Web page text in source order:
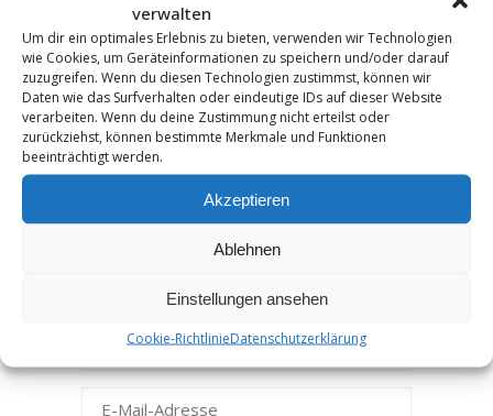
verwalten
Um dir ein optimales Erlebnis zu bieten, verwenden wir Technologien
wie Cookies, um Geräteinformationen zu speichern und/oder darauf
zuzugreifen. Wenn du diesen Technologien zustimmst, können wir
Daten wie das Surfverhalten oder eindeutige IDs auf dieser Website
verarbeiten. Wenn du deine Zustimmung nicht erteilst oder
zurückziehst, können bestimmte Merkmale und Funktionen
beeinträchtigt werden.
Akzeptieren
Ablehnen
Einstellungen ansehen
Cookie-RichtlinieDatenschutzerklärung
KOMMENTAR HINZUFÜGEN